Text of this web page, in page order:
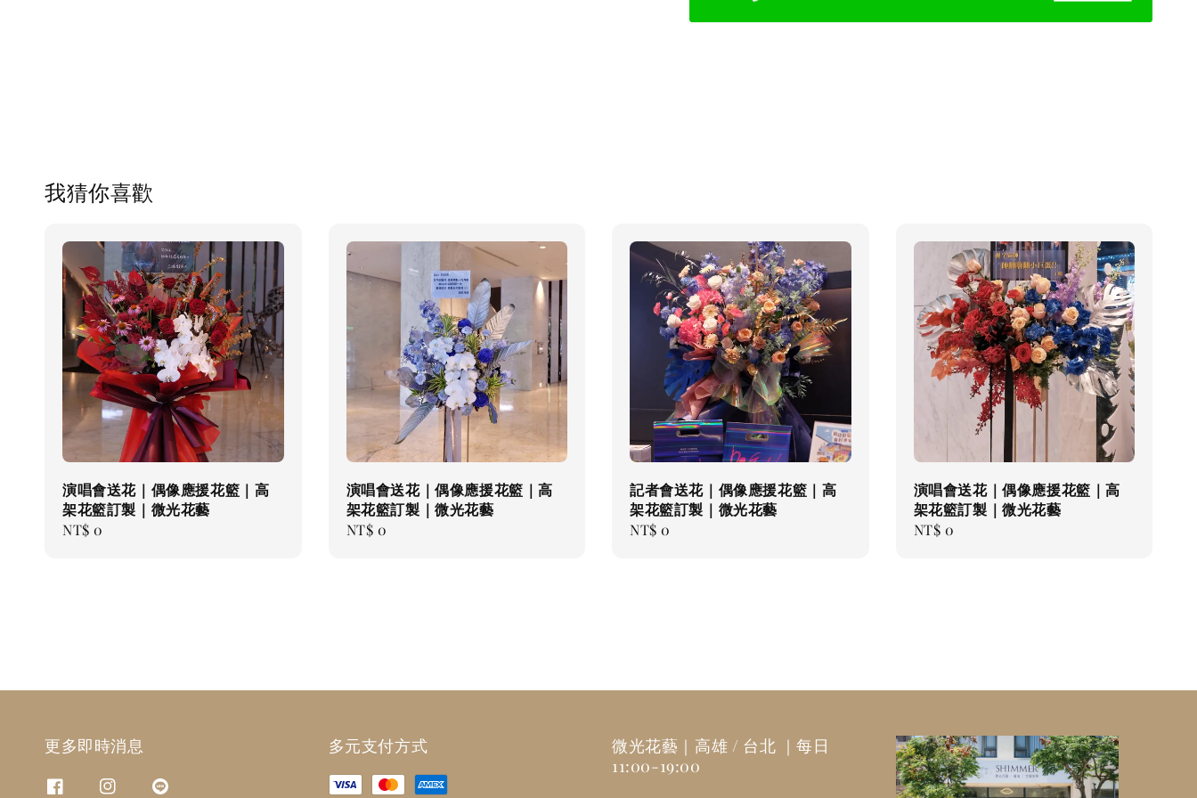
我猜你喜歡
演唱會送花｜偶像應援花籃｜高
架花籃訂製｜微光花藝
Regular
NT$ 0
演唱會送花｜偶像應援花籃｜高
架花籃訂製｜微光花藝
Regular
NT$ 0
記者會送花｜偶像應援花籃｜高
架花籃訂製｜微光花藝
Regular
NT$ 0
演唱會送花｜偶像應援花籃｜高
架花籃訂製｜微光花藝
Regular
NT$ 0
更多即時消息 多元支付方式
微光花藝｜高雄 / 台北 ｜每日
11:00-19:00